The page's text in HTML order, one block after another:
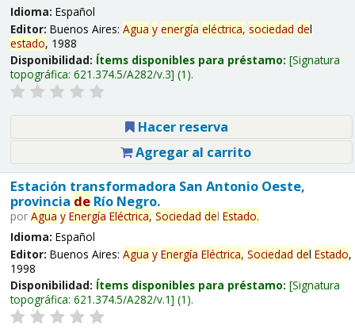
Idioma: Español
Editor: Buenos Aires: Agua y energía eléctrica, sociedad del
estado, 1988
Disponibilidad: Ítems disponibles para préstamo: Signatura
topográfica: 621.374.5/A282/v.3 (1).
Hacer reserva
Agregar al carrito
Estación transformadora San Antonio Oeste,
provincia deRío Negro.
por Agua y Energía Eléctrica, Sociedad del Estado.
Idioma: Español
Editor: Buenos Aires: Agua y Energía Eléctrica, Sociedad del Estado,
1998
Disponibilidad: Ítems disponibles para préstamo: Signatura
topográfica: 621.374.5/A282/v.1 (1).